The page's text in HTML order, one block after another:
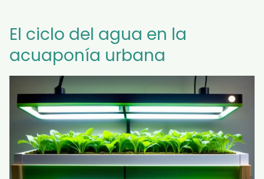
El ciclo del agua en la
acuaponía urbana